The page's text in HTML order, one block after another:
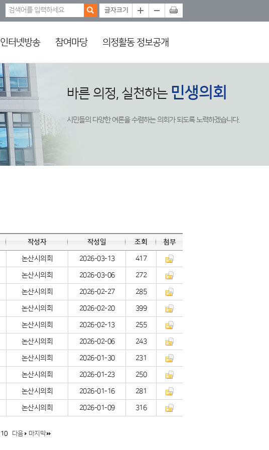
인터넷방송 참여마당 의정활동 정보공개
바른 의정, 실천하는 민생의회
시민들의 다양한 여론을 수렴하는 의회가 되도록 노력하겠습니다.
작성자 작성일 조회 첨부
논산시의회 2026-03-13 417
논산시의회 2026-03-06 272
논산시의회 2026-02-27 285
논산시의회 2026-02-20 399
논산시의회 2026-02-13 255
논산시의회 2026-02-06 243
논산시의회 2026-01-30 231
논산시의회 2026-01-23 250
논산시의회 2026-01-16 281
논산시의회 2026-01-09 316
10 다음 마지막